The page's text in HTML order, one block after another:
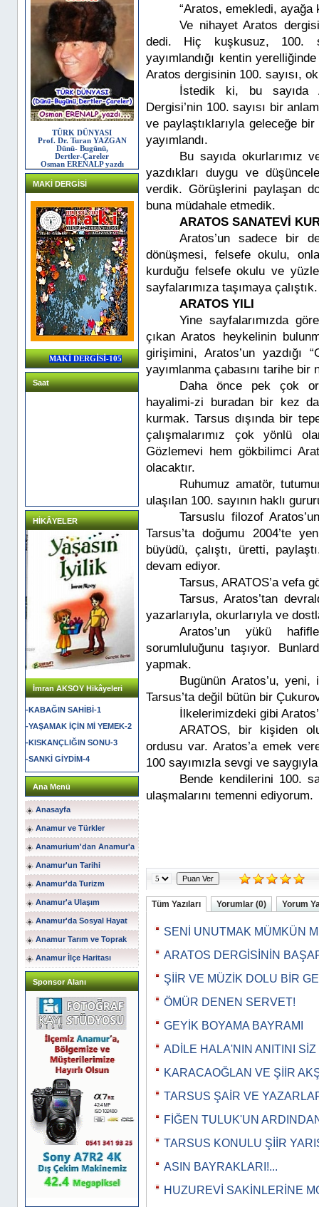
TÜRK DÜNYASI
Prof. Dr. Turan YAZGAN
Dünü- Bugünü,
Dertler-Çareler
Osman ERENALP yazdı
MAKİ DERGİSİ
MAKİ DERGİSİ-105
Saat
HİKÂYELER
İmran AKSOY Hikâyeleri
-KABAĞIN SAHİBİ-1
-YAŞAMAK İÇİN Mİ YEMEK-2
-KISKANÇLIĞIN SONU-3
-SANKİ GİYDİM-4
Ana Menü
Anasayfa
Anamur ve Türkler
Anamurium'dan Anamur'a
Anamur'un Tarihi
Anamur'da Turizm
Anamur'a Ulaşım
Anamur'da Sosyal Hayat
Anamur Tarım ve Toprak
Anamur İlçe Haritası
Sponsor Alanı
“Aratos, emekledi, ayağa
Ve nihayet Aratos
dedi. Hiç kuşkusuz, 100.
yayımlandığı kentin
Aratos dergisinin 100. sayısı,
İstedik ki, bu sayıda
Dergisi’nin 100. sayısı bir
ve paylaştıklarıyla geleceğe
yayımlandı.
Bu sayıda okurlarımız
yazdıkları duygu ve
verdik. Görüşlerini paylaşan
buna müdahale etmedik.
ARATOS SANATEVİ
Aratos’un sadece bir
dönüşmesi, felsefe okulu,
kurduğu felsefe okulu ve
sayfalarımıza taşımaya çalıştık.
ARATOS YILI
Yine sayfalarımızda
çıkan Aratos heykelinin
girişimini, Aratos’un yazdığı
yayımlanma çabasını tarihe bir
Daha önce pek çok
hayalimi-zi buradan bir kez
kurmak. Tarsus dışında bir
çalışmalarımız çok yönlü
Gözlemevi hem gökbilimci
olacaktır.
Ruhumuz amatör,
ulaşılan 100. sayının haklı
Tarsuslu filozof
Tarsus’ta doğumu 2004’te
büyüdü, çalıştı, üretti,
devam ediyor.
Tarsus, ARATOS’a vefa
Tarsus, Aratos’tan
yazarlarıyla, okurlarıyla ve
Aratos’un yükü
sorumluluğunu taşıyor.
yapmak.
Bugünün Aratos’u, yeni,
Tarsus’ta değil bütün bir
İlkelerimizdeki gibi
ARATOS, bir kişiden
ordusu var. Aratos’a emek
100 sayımızla sevgi ve
Bende kendilerini 100.
ulaşmalarını temenni ediyorum.
Tüm Yazıları Yorumlar (0) Yorum
SENİ UNUTMAK MÜMKÜN
ARATOS DERGİSİNİN
ŞİİR VE MÜZİK DOLU BİR
ÖMÜR DENEN SERVET!
GEYİK BOYAMA BAYRAMI
ADİLE HALA'NIN ANITINI
KARACAOĞLAN VE ŞİİR
TARSUS ŞAİR VE
FİĞEN TULUK'UN
TARSUS KONULU ŞİİR
ASIN BAYRAKLARI!...
HUZUREVİ SAKİNLERİNE